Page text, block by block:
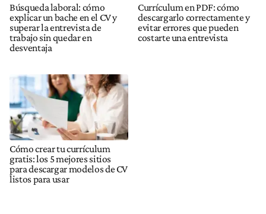
Búsqueda laboral: cómo
explicar un bache en el CV y
superar la entrevista de
trabajo sin quedar en
desventaja
Currículum en PDF: cómo
descargarlo correctamente y
evitar errores que pueden
costarte una entrevista
Cómo crear tu currículum
gratis: los 5 mejores sitios
para descargar modelos de CV
listos para usar